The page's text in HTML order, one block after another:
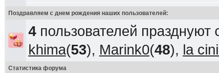
Поздравляем с днем рождения наших пользователей:
4пользователей празднуют
khima(53), Marink0(48), la
Статистика форума